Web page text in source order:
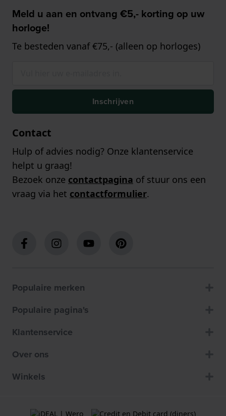
Meld u aan en ontvang €5,- korting op uw
horloge!
Te besteden vanaf €75,- (alleen op horloges)
Inschrijven
Contact
Hulp of advies nodig? Onze klantenservice
helpt u graag!
Bezoek onze contactpagina of stuur ons een
vraag via het contactformulier.
Populaire merken
Populaire pagina's
Klantenservice
Over ons
Winkels